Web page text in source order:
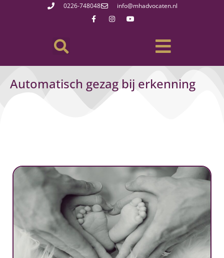
0226-748048 info@mhadvocaten.nl
Automatisch gezag bij erkenning